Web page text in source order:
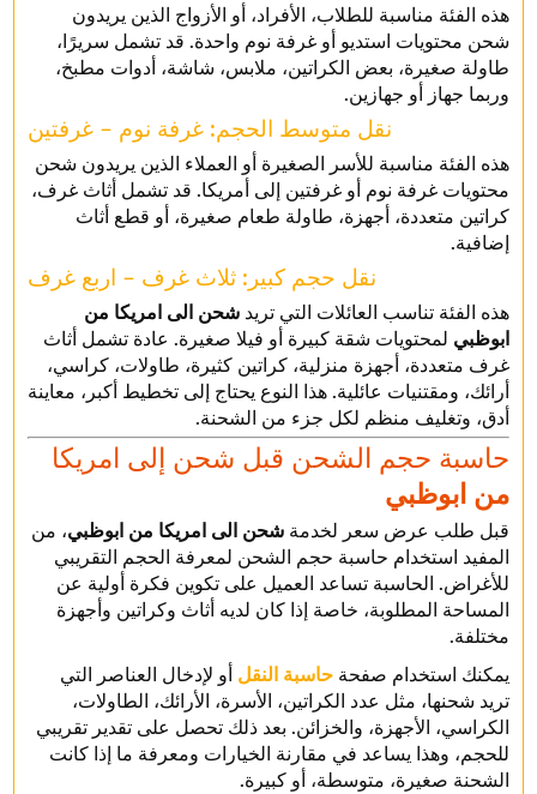
هذه الفئة مناسبة للطلاب، الأفراد، أو الأزواج الذين يريدون
شحن محتويات استديو أو غرفة نوم واحدة. قد تشمل سريرًا،
طاولة صغيرة، بعض الكراتين، ملابس، شاشة، أدوات مطبخ،
وربما جهاز أو جهازين.
نقل متوسط الحجم: غرفة نوم – غرفتين
هذه الفئة مناسبة للأسر الصغيرة أو العملاء الذين يريدون شحن
محتويات غرفة نوم أو غرفتين إلى أمريكا. قد تشمل أثاث غرف،
كراتين متعددة، أجهزة، طاولة طعام صغيرة، أو قطع أثاث
إضافية.
نقل حجم كبير: ثلاث غرف – اربع غرف
هذه الفئة تناسب العائلات التي تريد شحن الى امريكا من
ابوظبي لمحتويات شقة كبيرة أو فيلا صغيرة. عادة تشمل أثاث
غرف متعددة، أجهزة منزلية، كراتين كثيرة، طاولات، كراسي،
أرائك، ومقتنيات عائلية. هذا النوع يحتاج إلى تخطيط أكبر، معاينة
أدق، وتغليف منظم لكل جزء من الشحنة.
حاسبة حجم الشحن قبل شحن إلى امريكا
من ابوظبي
قبل طلب عرض سعر لخدمة شحن الى امريكا من ابوظبي، من
المفيد استخدام حاسبة حجم الشحن لمعرفة الحجم التقريبي
للأغراض. الحاسبة تساعد العميل على تكوين فكرة أولية عن
المساحة المطلوبة، خاصة إذا كان لديه أثاث وكراتين وأجهزة
مختلفة.
يمكنك استخدام صفحة حاسبة النقل أو لإدخال العناصر التي
تريد شحنها، مثل عدد الكراتين، الأسرة، الأرائك، الطاولات،
الكراسي، الأجهزة، والخزائن. بعد ذلك تحصل على تقدير تقريبي
للحجم، وهذا يساعد في مقارنة الخيارات ومعرفة ما إذا كانت
الشحنة صغيرة، متوسطة، أو كبيرة.